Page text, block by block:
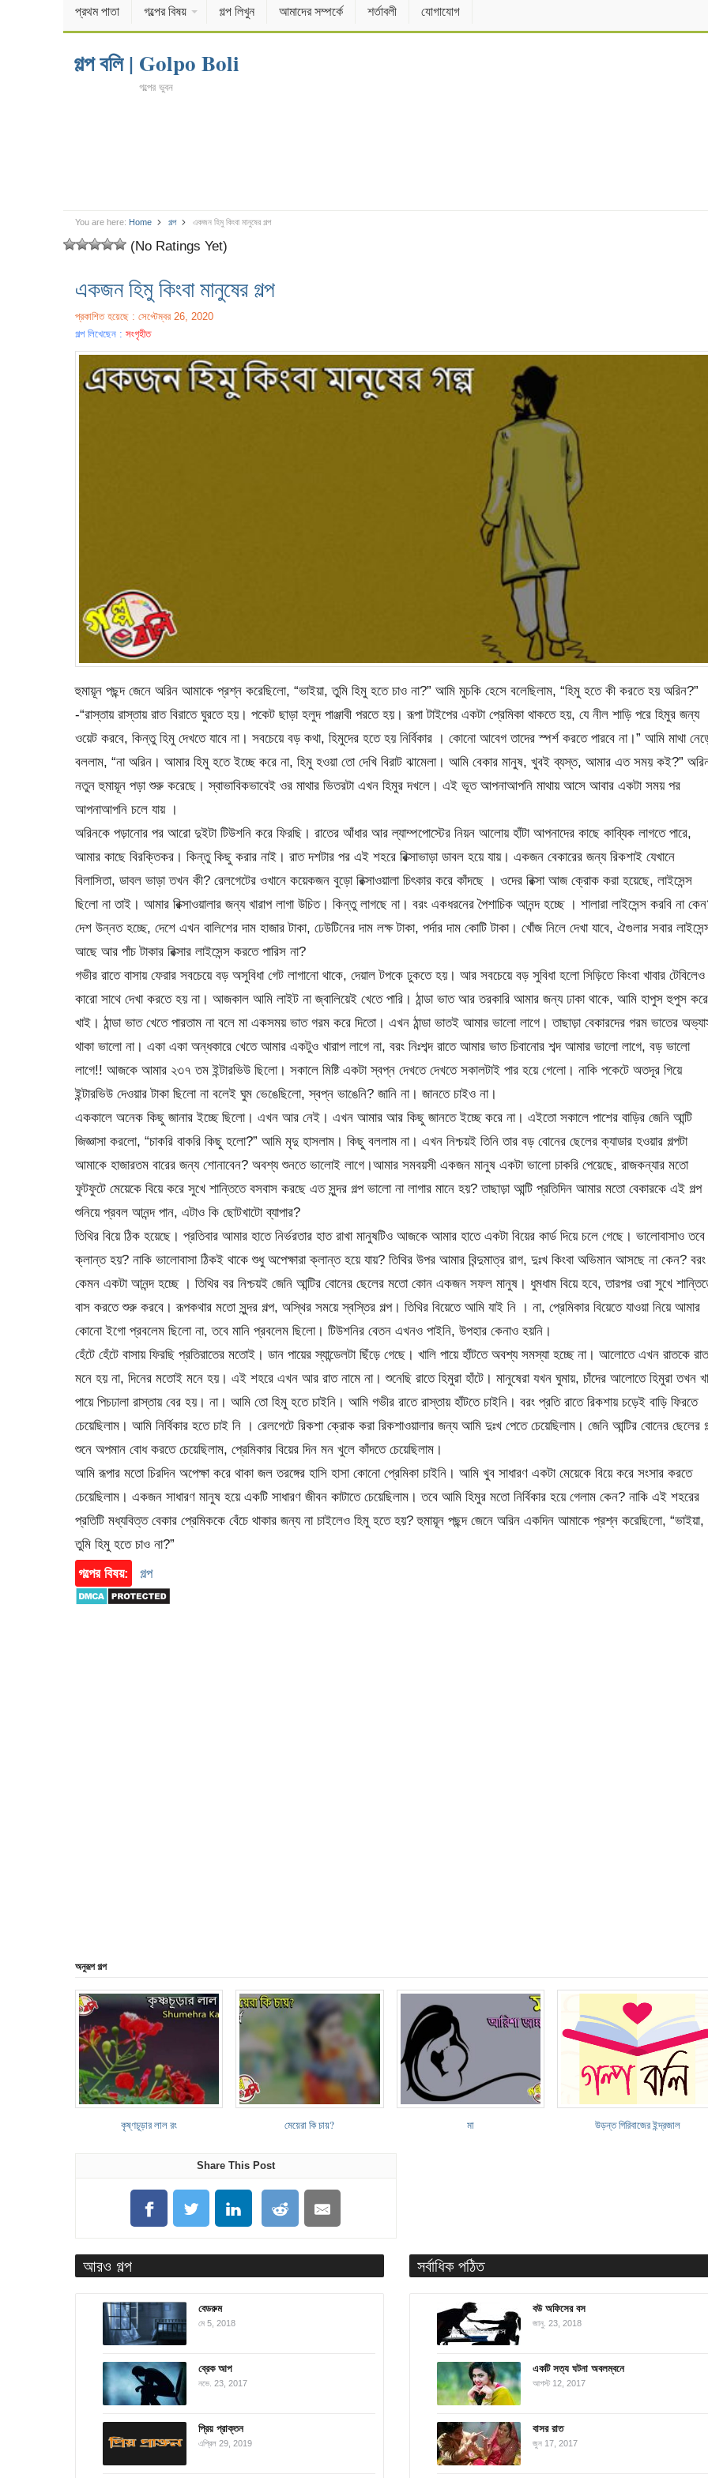
প্রথম পাতা গল্পের বিষয় গল্প লিখুন আমাদের সম্পর্কে শর্তাবলী যোগাযোগ
গল্প বলি | Golpo Boli
গল্পের ভুবন
You are here: Home গল্প একজন হিমু কিংবা মানুষের গল্প
(No Ratings Yet)
একজন হিমু কিংবা মানুষের গল্প
প্রকাশিত হয়েছে : সেপ্টেম্বর 26, 2020
গল্প লিখেছেন : সংগৃহীত
হুমায়ূন পছন্দ জেনে অরিন আমাকে প্রশ্ন করেছিলো, “ভাইয়া, তুমি হিমু হতে চাও না?” আমি মুচকি হেসে বলেছিলাম, “হিমু হতে কী করতে হয় অরিন?”
-“রাস্তায় রাস্তায় রাত বিরাতে ঘুরতে হয়। পকেট ছাড়া হলুদ পাঞ্জাবী পরতে হয়। রূপা টাইপের একটা প্রেমিকা থাকতে হয়, যে নীল শাড়ি পরে হিমুর জন্য
ওয়েট করবে, কিন্তু হিমু দেখতে যাবে না। সবচেয়ে বড় কথা, হিমুদের হতে হয় নির্বিকার । কোনো আবেগ তাদের স্পর্শ করতে পারবে না।” আমি মাথা
বললাম, “না অরিন। আমার হিমু হতে ইচ্ছে করে না, হিমু হওয়া তো দেখি বিরাট ঝামেলা। আমি বেকার মানুষ, খুবই ব্যস্ত, আমার এত সময় কই?”
নতুন হুমায়ূন পড়া শুরু করেছে। স্বাভাবিকভাবেই ওর মাথার ভিতরটা এখন হিমুর দখলে। এই ভূত আপনাআপনি মাথায় আসে আবার একটা সময় পর
আপনাআপনি চলে যায় ।
অরিনকে পড়ানোর পর আরো দুইটা টিউশনি করে ফিরছি। রাতের আঁধার আর ল্যাম্পপোস্টের নিয়ন আলোয় হাঁটা আপনাদের কাছে কাব্যিক লাগতে পারে,
আমার কাছে বিরক্তিকর। কিন্তু কিছু করার নাই। রাত দশটার পর এই শহরে রিক্সাভাড়া ডাবল হয়ে যায়। একজন বেকারের জন্য রিকশাই যেখানে
বিলাসিতা, ডাবল ভাড়া তখন কী? রেলগেটের ওখানে কয়েকজন বুড়ো রিক্সাওয়ালা চিৎকার করে কাঁদছে । ওদের রিক্সা আজ ক্রোক করা হয়েছে, লাইসেন্স
ছিলো না তাই। আমার রিক্সাওয়ালার জন্য খারাপ লাগা উচিত। কিন্তু লাগছে না। বরং একধরনের পৈশাচিক আনন্দ হচ্ছে । শালারা লাইসেন্স করবি না
দেশ উন্নত হচ্ছে, দেশে এখন বালিশের দাম হাজার টাকা, ঢেউটিনের দাম লক্ষ টাকা, পর্দার দাম কোটি টাকা। খোঁজ নিলে দেখা যাবে, ঐগুলার সবার
আছে আর পাঁচ টাকার রিক্সার লাইসেন্স করতে পারিস না?
গভীর রাতে বাসায় ফেরার সবচেয়ে বড় অসুবিধা গেট লাগানো থাকে, দেয়াল টপকে ঢুকতে হয়। আর সবচেয়ে বড় সুবিধা হলো সিড়িতে কিংবা খাবার টেবিলেও
কারো সাথে দেখা করতে হয় না। আজকাল আমি লাইট না জ্বালিয়েই খেতে পারি। ঠান্ডা ভাত আর তরকারি আমার জন্য ঢাকা থাকে, আমি হাপুস হুপুস করে
খাই। ঠান্ডা ভাত খেতে পারতাম না বলে মা একসময় ভাত গরম করে দিতো। এখন ঠান্ডা ভাতই আমার ভালো লাগে। তাছাড়া বেকারদের গরম ভাতের
থাকা ভালো না। একা একা অন্ধকারে খেতে আমার একটুও খারাপ লাগে না, বরং নিঃশব্দ রাতে আমার ভাত চিবানোর শব্দ আমার ভালো লাগে, বড় ভালো
লাগে!! আজকে আমার ২৩৭ তম ইন্টারভিউ ছিলো। সকালে মিষ্টি একটা স্বপ্ন দেখতে দেখতে সকালটাই পার হয়ে গেলো। নাকি পকেটে অতদূর গিয়ে
ইন্টারভিউ দেওয়ার টাকা ছিলো না বলেই ঘুম ভেঙেছিলো, স্বপ্ন ভাঙেনি? জানি না। জানতে চাইও না।
এককালে অনেক কিছু জানার ইচ্ছে ছিলো। এখন আর নেই। এখন আমার আর কিছু জানতে ইচ্ছে করে না। এইতো সকালে পাশের বাড়ির জেনি আন্টি
জিজ্ঞাসা করলো, “চাকরি বাকরি কিছু হলো?” আমি মৃদু হাসলাম। কিছু বললাম না। এখন নিশ্চয়ই তিনি তার বড় বোনের ছেলের ক্যাডার হওয়ার গল্পটা
আমাকে হাজারতম বারের জন্য শোনাবেন? অবশ্য শুনতে ভালোই লাগে।আমার সমবয়সী একজন মানুষ একটা ভালো চাকরি পেয়েছে, রাজকন্যার মতো
ফুটফুটে মেয়েকে বিয়ে করে সুখে শান্তিতে বসবাস করছে এত সুন্দর গল্প ভালো না লাগার মানে হয়? তাছাড়া আন্টি প্রতিদিন আমার মতো বেকারকে এই গল্প
শুনিয়ে প্রবল আনন্দ পান, এটাও কি ছোটখাটো ব্যাপার?
তিথির বিয়ে ঠিক হয়েছে। প্রতিবার আমার হাতে নির্ভরতার হাত রাখা মানুষটিও আজকে আমার হাতে একটা বিয়ের কার্ড দিয়ে চলে গেছে। ভালোবাসাও তবে
ক্লান্ত হয়? নাকি ভালোবাসা ঠিকই থাকে শুধু অপেক্ষারা ক্লান্ত হয়ে যায়? তিথির উপর আমার বিন্দুমাত্র রাগ, দুঃখ কিংবা অভিমান আসছে না কেন? বরং
কেমন একটা আনন্দ হচ্ছে । তিথির বর নিশ্চয়ই জেনি আন্টির বোনের ছেলের মতো কোন একজন সফল মানুষ। ধুমধাম বিয়ে হবে, তারপর ওরা সুখে
বাস করতে শুরু করবে। রূপকথার মতো সুন্দর গল্প, অস্থির সময়ে স্বস্তির গল্প। তিথির বিয়েতে আমি যাই নি । না, প্রেমিকার বিয়েতে যাওয়া নিয়ে আমার
কোনো ইগো প্রবলেম ছিলো না, তবে মানি প্রবলেম ছিলো। টিউশনির বেতন এখনও পাইনি, উপহার কেনাও হয়নি।
হেঁটে হেঁটে বাসায় ফিরছি প্রতিরাতের মতোই। ডান পায়ের স্যান্ডেলটা ছিঁড়ে গেছে। খালি পায়ে হাঁটতে অবশ্য সমস্যা হচ্ছে না। আলোতে এখন রাতকে রাত
মনে হয় না, দিনের মতোই মনে হয়। এই শহরে এখন আর রাত নামে না। শুনেছি রাতে হিমুরা হাঁটে। মানুষেরা যখন ঘুমায়, চাঁদের আলোতে হিমুরা তখন
পায়ে পিচঢালা রাস্তায় বের হয়। না। আমি তো হিমু হতে চাইনি। আমি গভীর রাতে রাস্তায় হাঁটতে চাইনি। বরং প্রতি রাতে রিকশায় চড়েই বাড়ি ফিরতে
চেয়েছিলাম। আমি নির্বিকার হতে চাই নি । রেলগেটে রিকশা ক্রোক করা রিকশাওয়ালার জন্য আমি দুঃখ পেতে চেয়েছিলাম। জেনি আন্টির বোনের ছেলের
শুনে অপমান বোধ করতে চেয়েছিলাম, প্রেমিকার বিয়ের দিন মন খুলে কাঁদতে চেয়েছিলাম।
আমি রূপার মতো চিরদিন অপেক্ষা করে থাকা জল তরঙ্গের হাসি হাসা কোনো প্রেমিকা চাইনি। আমি খুব সাধারণ একটা মেয়েকে বিয়ে করে সংসার করতে
চেয়েছিলাম। একজন সাধারণ মানুষ হয়ে একটি সাধারণ জীবন কাটাতে চেয়েছিলাম। তবে আমি হিমুর মতো নির্বিকার হয়ে গেলাম কেন? নাকি এই শহরের
প্রতিটি মধ্যবিত্ত বেকার প্রেমিককে বেঁচে থাকার জন্য না চাইলেও হিমু হতে হয়? হুমায়ূন পছন্দ জেনে অরিন একদিন আমাকে প্রশ্ন করেছিলো, “ভাইয়া,
তুমি হিমু হতে চাও না?”
গল্পের বিষয়:
গল্প
অনুরূপ গল্প
কৃষ্ণচূড়ার লাল রং মেয়েরা কি চায়? মা উড়ন্ত গিরিবাজের ইন্দ্রজাল
Share This Post
আরও গল্প
বেডরুম
মে 5, 2018
ব্রেক আপ
নভে. 23, 2017
প্রিয় প্রাক্তন
এপ্রিল 29, 2019
সর্বাধিক পঠিত
বউ অফিসের বস
জানু. 23, 2018
একটি সত্য ঘটনা অবলম্বনে
আগস্ট 12, 2017
বাসর রাত
জুন 17, 2017